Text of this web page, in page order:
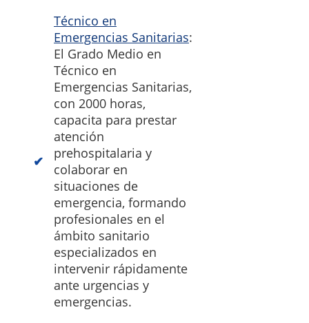
Técnico en
Emergencias Sanitarias:
El Grado Medio en
Técnico en
Emergencias Sanitarias,
con 2000 horas,
capacita para prestar
atención
prehospitalaria y
colaborar en
situaciones de
emergencia, formando
profesionales en el
ámbito sanitario
especializados en
intervenir rápidamente
ante urgencias y
emergencias.